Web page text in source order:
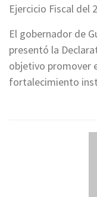
Ejercicio Fiscal del
El gobernador de
presentó la
objetivo promover
fortalecimiento